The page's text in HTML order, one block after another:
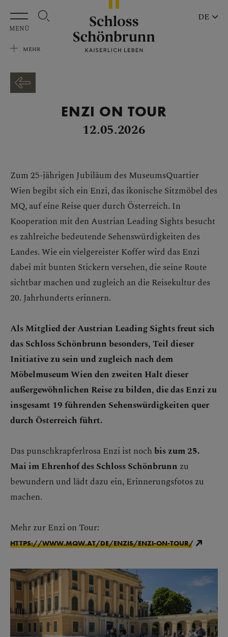
Zum Hauptinhalt springen
MENÜ
MEHR
DE
ENZI ON TOUR
12.05.2026
Zum 25-jährigen Jubiläum des MuseumsQuartier
Wien begibt sich ein Enzi, das ikonische Sitzmöbel des
MQ, auf eine Reise quer durch Österreich. In
Kooperation mit den Austrian Leading Sights besucht
es zahlreiche bedeutende Sehenswürdigkeiten des
Landes. Wie ein vielgereister Koffer wird das Enzi
dabei mit bunten Stickern versehen, die seine Route
sichtbar machen und zugleich an die Reisekultur des
20. Jahrhunderts erinnern.
Als Mitglied der Austrian Leading Sights freut sich
das Schloss Schönbrunn besonders, Teil dieser
Initiative zu sein und zugleich nach dem
Möbelmuseum Wien den zweiten Halt dieser
außergewöhnlichen Reise zu bilden, die das Enzi zu
insgesamt 19 führenden Sehenswürdigkeiten quer
durch Österreich führt.
Das punschkrapferlrosa Enzi ist noch bis zum 25.
Mai im Ehrenhof des Schloss Schönbrunn zu
bewundern und lädt dazu ein, Erinnerungsfotos zu
machen.
Mehr zur Enzi on Tour:
HTTPS://WWW.MQW.AT/DE/ENZIS/ENZI-ON-TOUR/